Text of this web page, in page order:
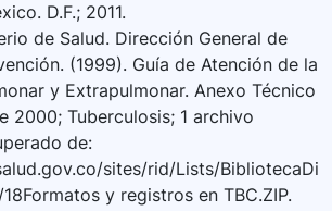
D.F.; 2011.
de Salud. Dirección General de
(1999). Guía de Atención de la
y Extrapulmonar. Anexo Técnico
2000; Tuberculosis; 1 archivo
de:
sites/rid/Lists/BibliotecaDi
y registros en TBC.ZIP.